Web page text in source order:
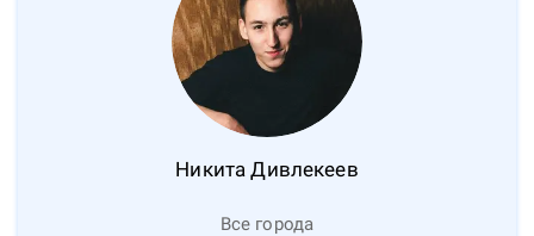
Никита Дивлекеев
Все города